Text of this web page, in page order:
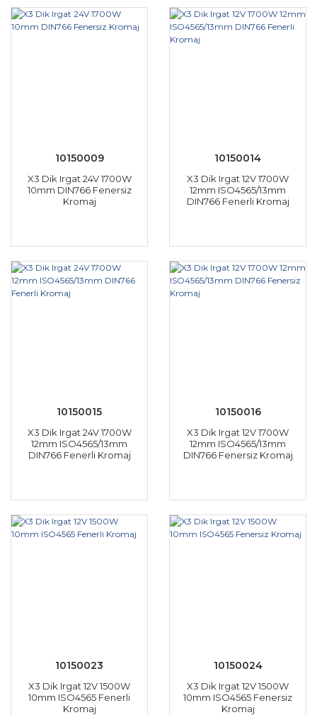
10150009
X3 Dik Irgat 24V 1700W
10mm DIN766 Fenersiz
Kromaj
10150014
X3 Dik Irgat 12V 1700W
12mm ISO4565/13mm
DIN766 Fenerli Kromaj
10150015
X3 Dik Irgat 24V 1700W
12mm ISO4565/13mm
DIN766 Fenerli Kromaj
10150016
X3 Dik Irgat 12V 1700W
12mm ISO4565/13mm
DIN766 Fenersiz Kromaj
10150023
X3 Dik Irgat 12V 1500W
10mm ISO4565 Fenerli
Kromaj
10150024
X3 Dik Irgat 12V 1500W
10mm ISO4565 Fenersiz
Kromaj